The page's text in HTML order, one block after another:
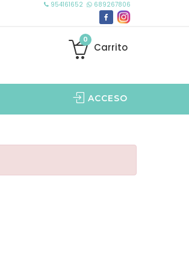
954161652 689267806
0
Carrito
ACCESO